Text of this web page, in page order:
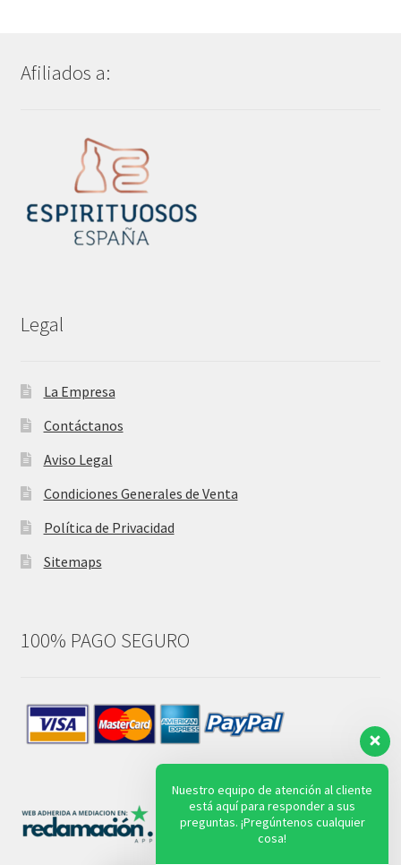
Afiliados a:
Legal
La Empresa
Contáctanos
Aviso Legal
Condiciones Generales de Venta
Política de Privacidad
Sitemaps
100% PAGO SEGURO
Nuestro equipo de atención al cliente
está aquí para responder a sus
preguntas. ¡Pregúntenos cualquier
cosa!